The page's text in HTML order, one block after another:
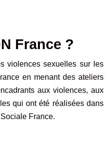
France ?
violences sexuelles sur les
en menant des ateliers
aux violences, aux
qui ont été réalisées dans
France.